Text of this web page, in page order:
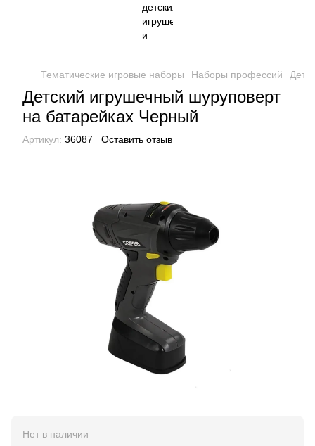
Тематические игровые наборы Наборы профессий
Детский игрушечный шуруповерт
на батарейках Черный
Артикул: 36087 Оставить отзыв
Нет в наличии